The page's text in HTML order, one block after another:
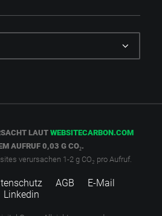
LAUT WEBSITECARBON.COM
AUFRUF 0,03 G CO₂.
verursachen 1-2 g CO₂ pro Aufruf.
AGB
E-Mail
Linkedin